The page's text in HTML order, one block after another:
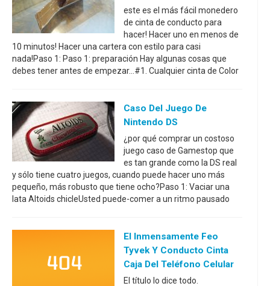
este es el más fácil monedero
de cinta de conducto para
hacer! Hacer uno en menos de
10 minutos! Hacer una cartera con estilo para casi
nada!Paso 1: Paso 1: preparación Hay algunas cosas que
debes tener antes de empezar...#1. Cualquier cinta de Color
Caso Del Juego De
Nintendo DS
¿por qué comprar un costoso
juego caso de Gamestop que
es tan grande como la DS real
y sólo tiene cuatro juegos, cuando puede hacer uno más
pequeño, más robusto que tiene ocho?Paso 1: Vaciar una
lata Altoids chicleUsted puede-comer a un ritmo pausado
El Inmensamente Feo
Tyvek Y Conducto Cinta
Caja Del Teléfono Celular
El título lo dice todo.